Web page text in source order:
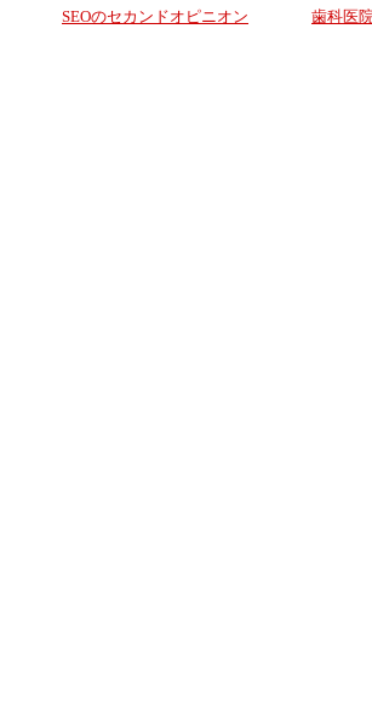
SEOのセカンドオピニオン 歯科医